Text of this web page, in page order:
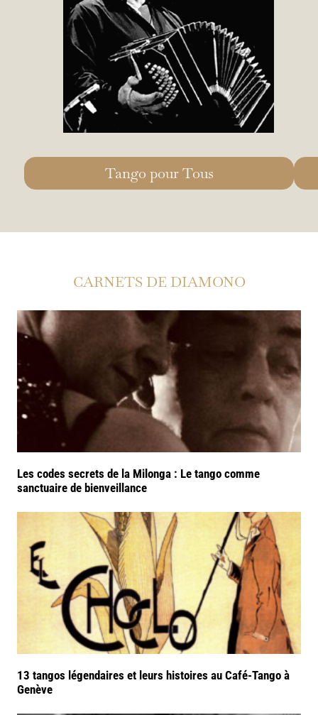
Tango pour Tous
CARNETS DE DIAMONO
Les codes secrets de la Milonga : Le tango comme
sanctuaire de bienveillance
13 tangos légendaires et leurs histoires au Café-Tango à
Genève